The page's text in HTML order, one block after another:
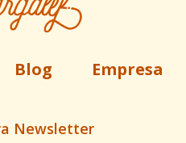
Blog Empresa
Newsletter